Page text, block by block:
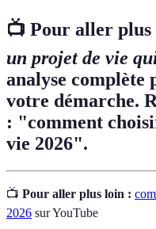
📺 Pour aller
un projet de vie
analyse complète
votre démarche.
: "comment
vie 2026".
📺 Pour aller plus loin :
2026 sur YouTube